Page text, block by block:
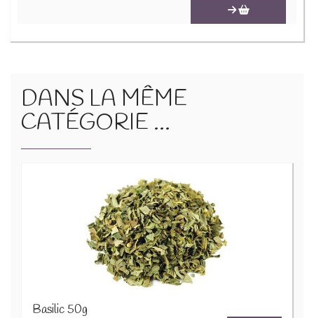
DANS LA MÊME
CATÉGORIE ...
Basilic 50g